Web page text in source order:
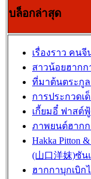
บล็อกล่าสุด
เรื่องราว คน
สาวน้อยฮากก
ที่มาต้นตระกูล
การประกวดเ
เกี้ยมอี๋ ฟาสต์
ภาพยนต์ฮากก
Hakka Pitton
(山口洋妺)ซัน
ฮากกาบุกเบิก